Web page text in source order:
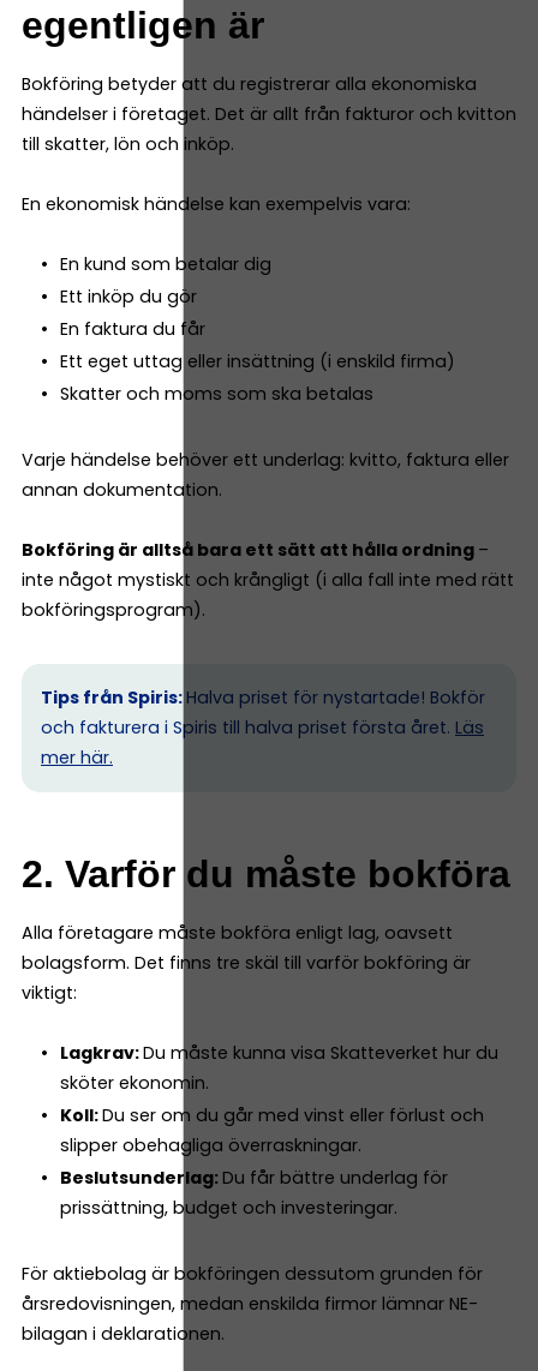
egentligen är
Bokföring betyder att du registrerar alla ekonomiska
händelser i företaget. Det är allt från fakturor och kvitton
till skatter, lön och inköp.
En ekonomisk händelse kan exempelvis vara:
En kund som betalar dig
Ett inköp du gör
En faktura du får
Ett eget uttag eller insättning (i enskild firma)
Skatter och moms som ska betalas
Varje händelse behöver ett underlag: kvitto, faktura eller
annan dokumentation.
Bokföring är alltså bara ett sätt att hålla ordning –
inte något mystiskt och krångligt (i alla fall inte med rätt
bokföringsprogram).
Tips från Spiris: Halva priset för nystartade! Bokför
och fakturera i Spiris till halva priset första året. Läs
mer här.
2. Varför du måste bokföra
Alla företagare måste bokföra enligt lag, oavsett
bolagsform. Det finns tre skäl till varför bokföring är
viktigt:
Lagkrav:Du måste kunna visa Skatteverket hur du
sköter ekonomin.
Koll:Du ser om du går med vinst eller förlust och
slipper obehagliga överraskningar.
Beslutsunderlag: Du får bättre underlag för
prissättning, budget och investeringar.
För aktiebolag är bokföringen dessutom grunden för
årsredovisningen, medan enskilda firmor lämnar NE-
bilagan i deklarationen.